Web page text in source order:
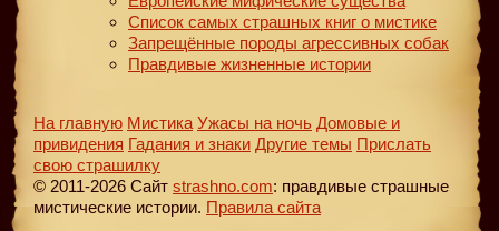
Список самых страшных книг о мистике
Запрещённые породы агрессивных собак
Правдивые жизненные истории
На главную Мистика Ужасы на ночь Домовые и
привидения Гадания и знаки Другие темы Прислать
свою страшилку
© 2011-2026 Сайт strashno.com: правдивые страшные
мистические истории. Правила сайта